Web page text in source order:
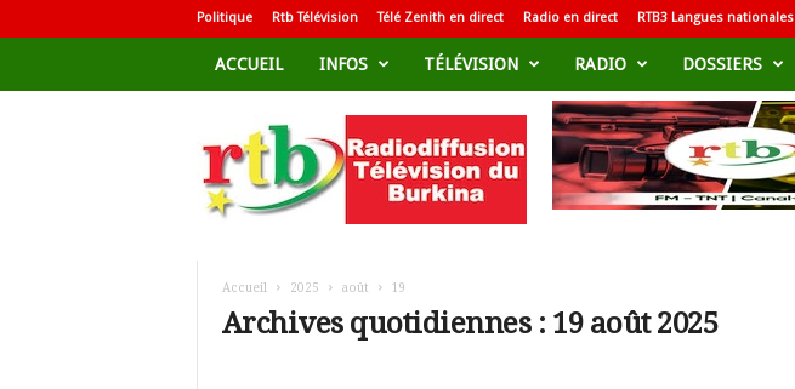
Politique Rtb Télévision Télé Zenith en direct Radio en direct RTB3 Langues nationales
ACCUEIL INFOS TÉLÉVISION RADIO DOSSIERS
d
i
Accueil 2025 août 19
Archives quotidiennes : 19 août 2025